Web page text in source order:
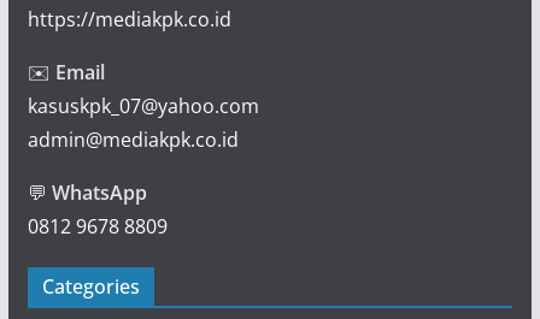
https://mediakpk.co.id
✉️ Email
kasuskpk_07@yahoo.com
admin@mediakpk.co.id
💬 WhatsApp
0812 9678 8809
Categories